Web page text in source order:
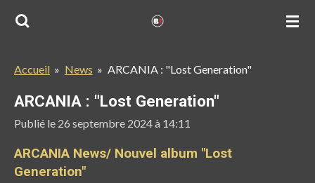
Passer
principal
Accueil » News » ARCANIA : "Lost Generation"
ARCANIA : "Lost Generation"
Publié le 26 septembre 2024 à 14:11
ARCANIA News/ Nouvel album "Lost
Generation"